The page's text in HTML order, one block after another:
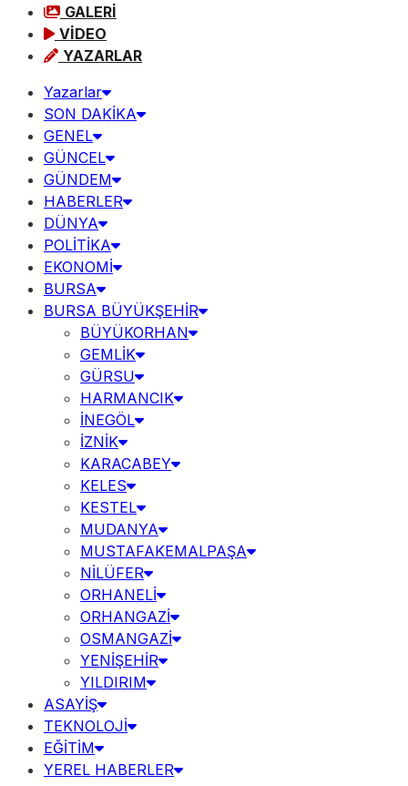
GALERİ
VİDEO
YAZARLAR
Yazarlar
SON DAKİKA
GENEL
GÜNCEL
GÜNDEM
HABERLER
DÜNYA
POLİTİKA
EKONOMİ
BURSA
BURSA BÜYÜKŞEHİR
BÜYÜKORHAN
GEMLİK
GÜRSU
HARMANCIK
İNEGÖL
İZNİK
KARACABEY
KELES
KESTEL
MUDANYA
MUSTAFAKEMALPAŞA
NİLÜFER
ORHANELİ
ORHANGAZİ
OSMANGAZİ
YENİŞEHİR
YILDIRIM
ASAYİŞ
TEKNOLOJİ
EĞİTİM
YEREL HABERLER